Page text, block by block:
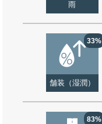
雨
33%
舗装（湿潤）
83%